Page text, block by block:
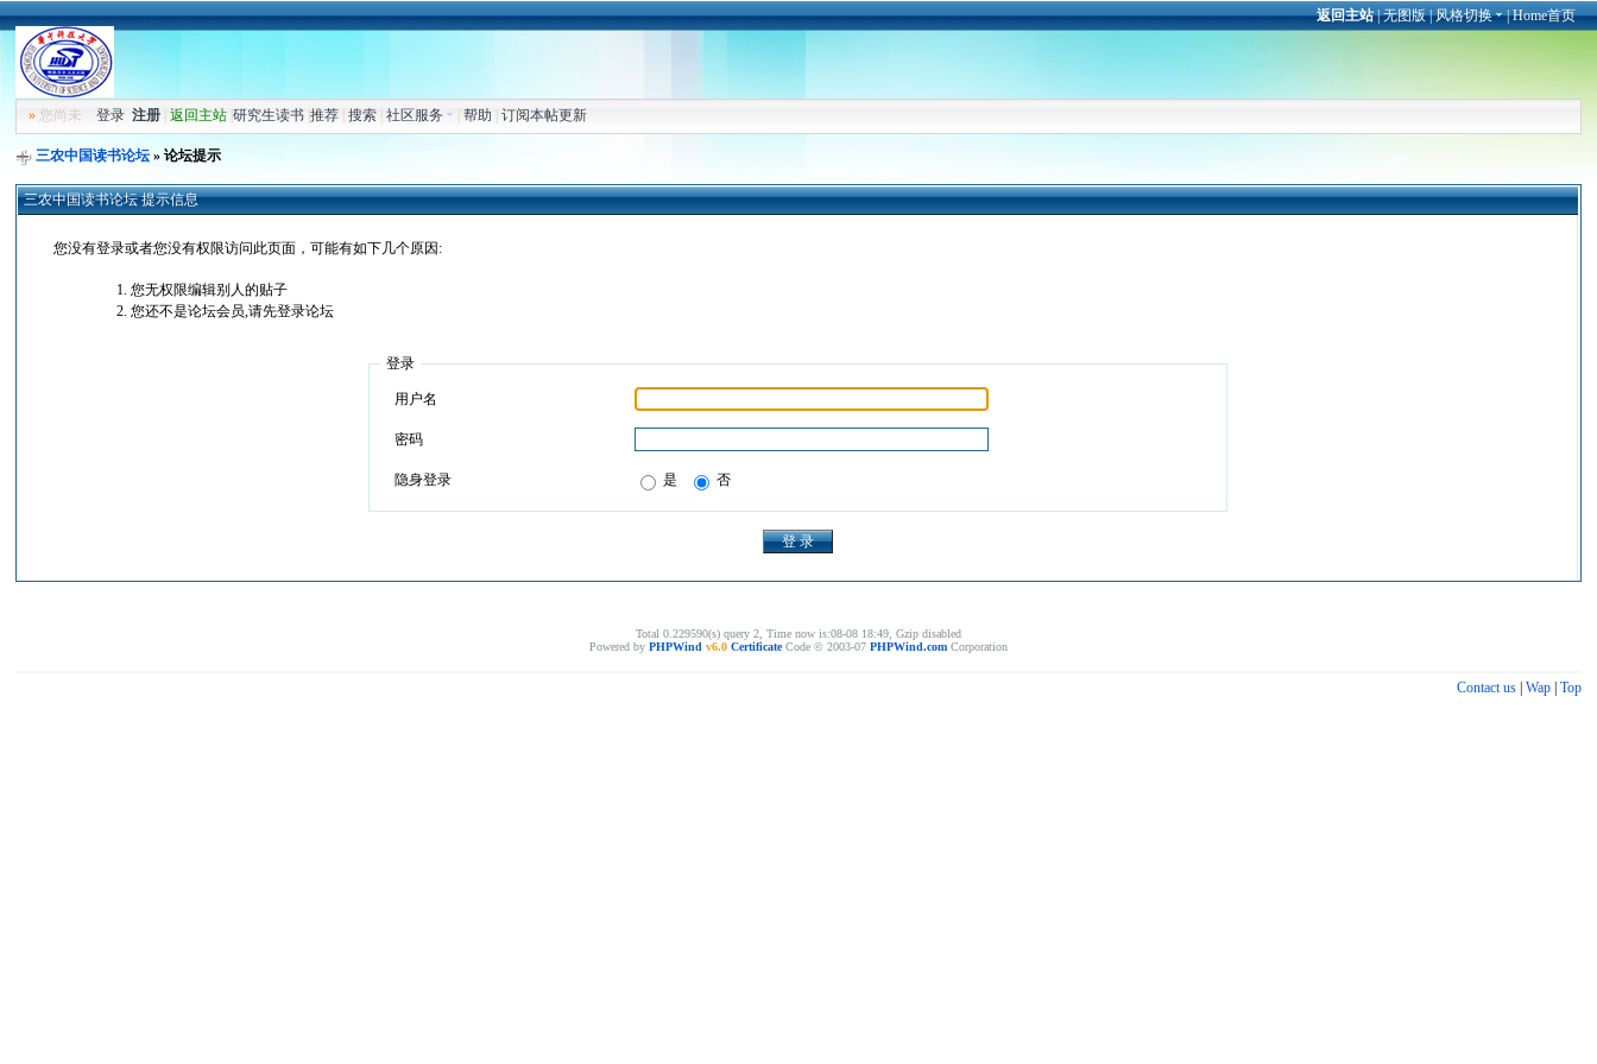
返回主站|无图版|风格切换 |Home首页
» 您尚未登录 注册 |返回主站 |研究生读书 |推荐 |搜索 |社区服务 |帮助 |订阅本帖更新
三农中国读书论坛» 论坛提示
三农中国读书论坛 提示信息
您没有登录或者您没有权限访问此页面，可能有如下几个原因:
您无权限编辑别人的贴子
您还不是论坛会员,请先登录论坛
登录
用户名
密码
隐身登录 是 否
Total 0.229590(s) query 2, Time now is:08-08 18:49, Gzip disabled
Powered by PHPWind v6.0 CertificateCode © 2003-07 PHPWind.com Corporation
Contact us| Wap| Top